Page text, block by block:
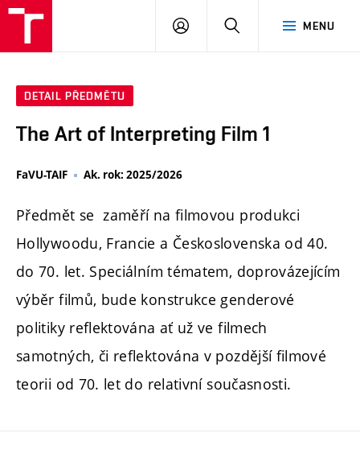
MENU
PŘIHLÁSIT
DETAIL PŘEDMĚTU
The Art of Interpreting Film 1
FaVU-TAIF Ak. rok: 2025/2026
Předmět se zaměří na filmovou produkci
Hollywoodu, Francie a Československa od 40.
do 70. let. Speciálním tématem, doprovázejícím
výběr filmů, bude konstrukce genderové
politiky reflektována ať už ve filmech
samotných, či reflektována v pozdější filmové
teorii od 70. let do relativní současnosti.